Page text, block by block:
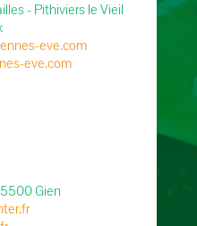
- Pithiviers le Vieil
eve.com
eve.com
Gien